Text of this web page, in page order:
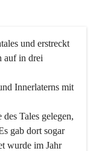
und erstreckt
auf in drei
Innerlaterns mit
Tales gelegen,
gab dort sogar
wurde im Jahr